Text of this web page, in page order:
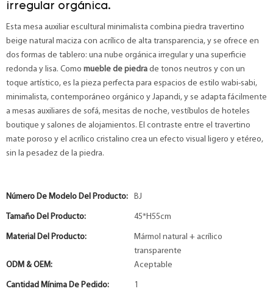
irregular orgánica.
Esta mesa auxiliar escultural minimalista combina piedra travertino
beige natural maciza con acrílico de alta transparencia, y se ofrece en
dos formas de tablero: una nube orgánica irregular y una superficie
redonda y lisa. Como mueble de piedra de tonos neutros y con un
toque artístico, es la pieza perfecta para espacios de estilo wabi-sabi,
minimalista, contemporáneo orgánico y Japandi, y se adapta fácilmente
a mesas auxiliares de sofá, mesitas de noche, vestíbulos de hoteles
boutique y salones de alojamientos. El contraste entre el travertino
mate poroso y el acrílico cristalino crea un efecto visual ligero y etéreo,
sin la pesadez de la piedra.
Número De Modelo Del Producto: BJ
Tamaño Del Producto: 45*H55cm
Material Del Producto:
Mármol natural + acrílico
transparente
ODM & OEM:
Aceptable
Cantidad Mínima De Pedido: 1